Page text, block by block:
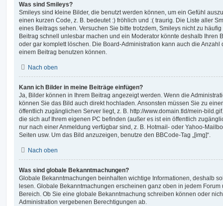
Was sind Smileys?
Smileys sind kleine Bilder, die benutzt werden können, um ein Gefühl
einen kurzen Code, z. B. bedeutet :) fröhlich und :( traurig. Die Liste aller
eines Beitrags sehen. Versuchen Sie bitte trotzdem, Smileys nicht zu
Beitrag schnell unlesbar machen und ein Moderator könnte deshalb Ihren
oder gar komplett löschen. Die Board-Administration kann auch die
einem Beitrag benutzen können.
Nach oben
Kann ich Bilder in meine Beiträge einfügen?
Ja, Bilder können in Ihrem Beitrag angezeigt werden. Wenn die
können Sie das Bild auch direkt hochladen. Ansonsten müssen Sie zu
öffentlich zugänglichen Server liegt, z. B. http://www.domain.tld/mein-
die sich auf Ihrem eigenen PC befinden (außer es ist ein öffentlich
nur nach einer Anmeldung verfügbar sind, z. B. Hotmail- oder Yahoo-
Seiten usw. Um das Bild anzuzeigen, benutze den BBCode-Tag „[img]“.
Nach oben
Was sind globale Bekanntmachungen?
Globale Bekanntmachungen beinhalten wichtige Informationen, deshalb
lesen. Globale Bekanntmachungen erscheinen ganz oben in jedem
Bereich. Ob Sie eine globale Bekanntmachung schreiben können oder
Administration vergebenen Berechtigungen ab.